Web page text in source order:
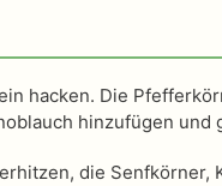
hacken. Die
hinzufügen und
die